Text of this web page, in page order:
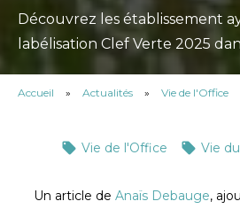
Découvrez les établissement
labélisation Clef Verte 2025
Accueil » Actualités » Vie de l'Office
Vie de l'Office Vie
Un article de Anaïs Debauge,